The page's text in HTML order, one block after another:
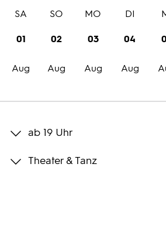
Trailer
Bilder
01
Aug
SA
02
Aug
SO
03
Aug
MO
04
Aug
DI
ab 19 Uhr
Theater & Tanz